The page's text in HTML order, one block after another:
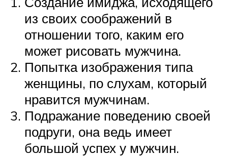
из своих соображений в
отношении того, каким его
может рисовать мужчина.
Попытка изображения типа
женщины, по слухам, который
нравится мужчинам.
Подражание поведению своей
подруги, она ведь имеет
большой успех у мужчин.